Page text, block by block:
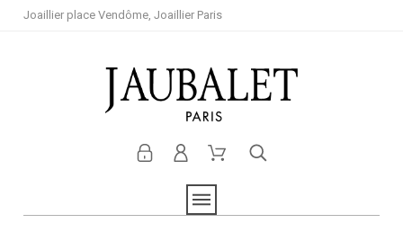
Joaillier place Vendôme, Joaillier Paris